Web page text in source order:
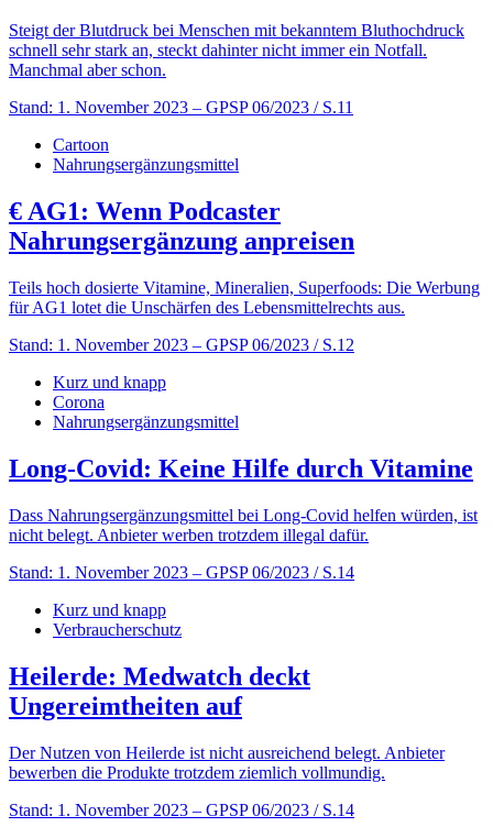
Steigt der Blutdruck bei Menschen mit bekanntem Bluthochdruck
schnell sehr stark an, steckt dahinter nicht immer ein Notfall.
Manchmal aber schon.
Stand: 1. November 2023 – GPSP 06/2023 / S.11
Cartoon
Nahrungsergänzungsmittel
€AG1: Wenn Podcaster
Nahrungsergänzung anpreisen
Teils hoch dosierte Vitamine, Mineralien, Superfoods: Die Werbung
für AG1 lotet die Unschärfen des Lebensmittelrechts aus.
Stand: 1. November 2023 – GPSP 06/2023 / S.12
Kurz und knapp
Corona
Nahrungsergänzungsmittel
Long-Covid: Keine Hilfe durch Vitamine
Dass Nahrungsergänzungsmittel bei Long-Covid helfen würden, ist
nicht belegt. Anbieter werben trotzdem illegal dafür.
Stand: 1. November 2023 – GPSP 06/2023 / S.14
Kurz und knapp
Verbraucherschutz
Heilerde: Medwatch deckt
Ungereimtheiten auf
Der Nutzen von Heilerde ist nicht ausreichend belegt. Anbieter
bewerben die Produkte trotzdem ziemlich vollmundig.
Stand: 1. November 2023 – GPSP 06/2023 / S.14